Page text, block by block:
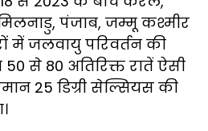
पंजाब, जम्मू कश्मीर
में जलवायु परिवर्तन की
से 80 अतिरिक्त रातें ऐसी
25 डिग्री सेल्सियस की